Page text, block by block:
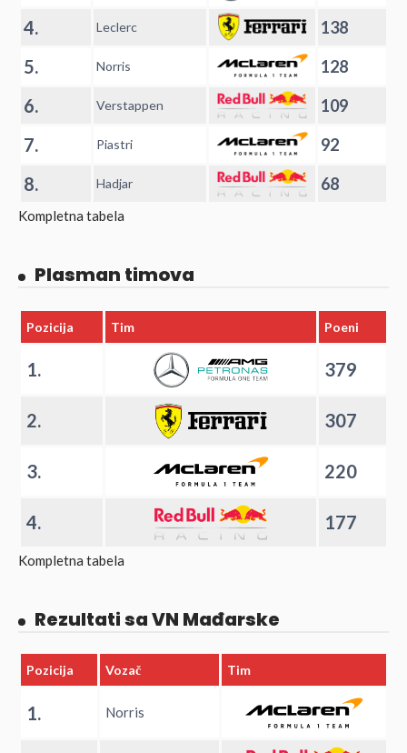
4. Leclerc 138
5. Norris 128
6. Verstappen 109
7. Piastri 92
8. Hadjar 68
Kompletna tabela
Plasman timova
Pozicija Tim Poeni
1. 379
2. 307
3. 220
4. 177
Kompletna tabela
Rezultati sa VN Mađarske
Pozicija Vozač Tim
1. Norris